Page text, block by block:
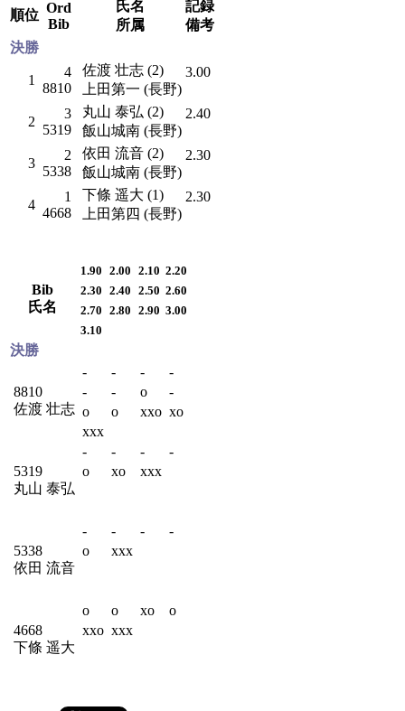
順位 Ord
Bib
氏名
所属
記録
備考
決勝
1
4
8810
佐渡 壮志 (2)
上田第一 (長野)
3.00
2
3
5319
丸山 泰弘 (2)
飯山城南 (長野)
2.40
3
2
5338
依田 流音 (2)
飯山城南 (長野)
2.30
4
1
4668
下條 遥大 (1)
上田第四 (長野)
2.30
Bib
氏名
1.90 2.00 2.10 2.20
2.30 2.40 2.50 2.60
2.70 2.80 2.90 3.00
3.10
決勝
8810
佐渡 壮志
- - -
-
-
- o
-
o
o xxo xo
xxx
5319
丸山 泰弘
- - -
-
o
xo xxx
5338
依田 流音
- - -
-
o
xxx
4668
下條 遥大
o o xo
o
xxo xxx